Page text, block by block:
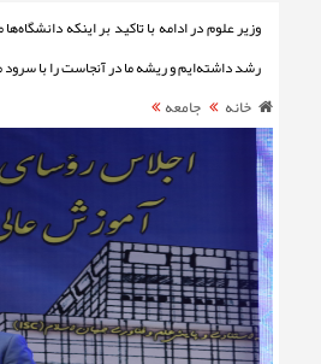
وزیر علوم در ادامه با تاکید بر اینکه
رشد داشته‌ایم و ریشه ما در آنجاست را با
خانه جامعه